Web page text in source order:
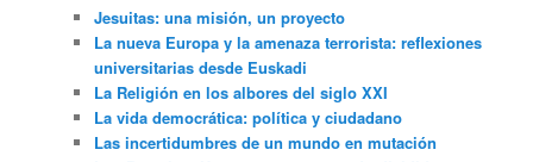
Jesuitas: una misión, un proyecto
La nueva Europa y la amenaza terrorista: reflexiones
universitarias desde Euskadi
La Religión en los albores del siglo XXI
La vida democrática: política y ciudadano
Las incertidumbres de un mundo en mutación